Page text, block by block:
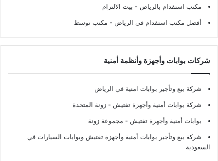
مكتب استقدام بالرياض - بيت الالتزام
أفضل مكتب استقدام في الرياض - مكتب توسط
شركات بوابات وأجهزة وأنظمة أمنية
شركة بيع وتأجير بوابات امنية في الرياض
شركة بوابات أمنية وأجهزة تفتيش - زونة المتحدة
بوابات أمنية وأجهزة تفتيش - مجموعة زونة
شركة بيع وتأجير بوابات أمنية وأجهزة تفتيش وبوابات السيارات في
السعودية